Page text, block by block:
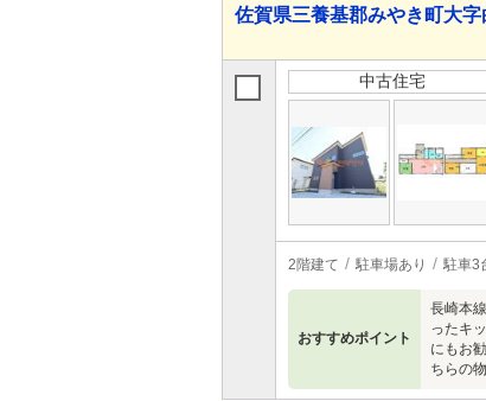
佐賀県三養基郡みやき町大
中古住宅
2階建て 駐車場あり 駐車3
おすすめポイント
長崎本
ったキ
にもお
ちらの